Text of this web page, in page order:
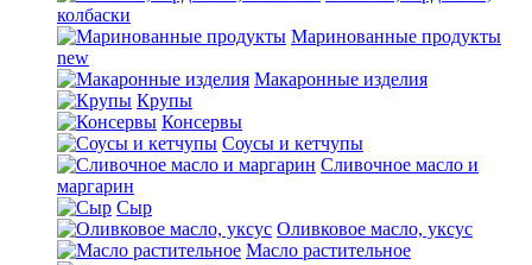
колбаски
Маринованные продукты
new
Макаронные изделия
Крупы
Консервы
Соусы и кетчупы
Сливочное масло и
маргарин
Сыр
Оливковое масло, уксус
Масло растительное